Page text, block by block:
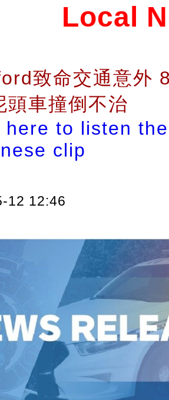
Local
致命交通意外
頭車撞倒不治
12 12:46